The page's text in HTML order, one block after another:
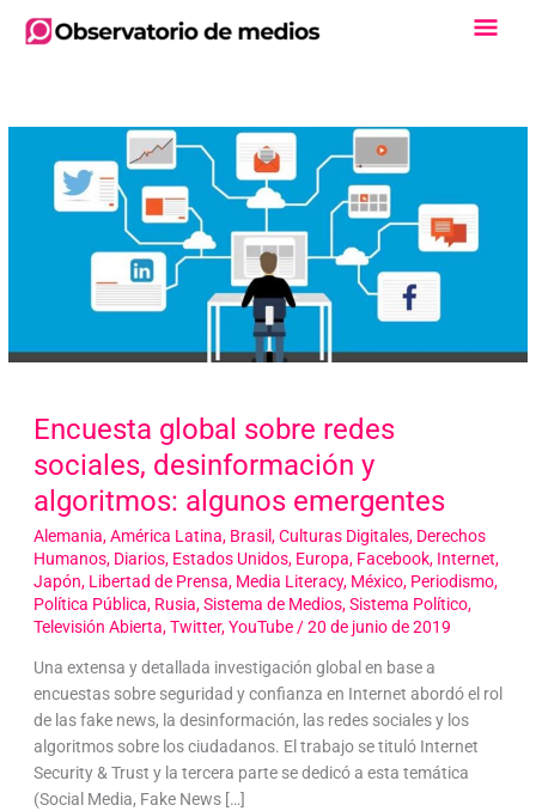
Encuesta global sobre redes
sociales, desinformación y
algoritmos: algunos emergentes
Alemania,América Latina, Brasil,Culturas Digitales, Derechos
Humanos, Diarios, Estados Unidos, Europa, Facebook, Internet,
Japón, Libertad de Prensa, Media Literacy, México, Periodismo,
Política Pública, Rusia,Sistema de Medios,Sistema Político,
Televisión Abierta,Twitter,YouTube/20 de junio de 2019
Una extensa y detallada investigación global en base a
encuestas sobre seguridad y confianza en Internet abordó el rol
de las fake news, la desinformación, las redes sociales y los
algoritmos sobre los ciudadanos. El trabajo se tituló Internet
Security & Trust y la tercera parte se dedicó a esta temática
(Social Media, Fake News […]